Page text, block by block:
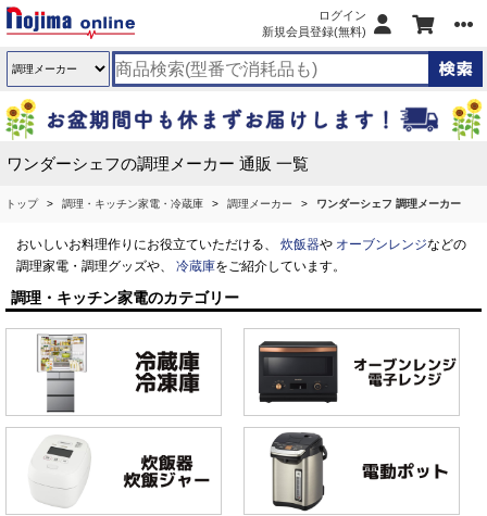
ログイン
新規会員登録(無料)
ワンダーシェフの調理メーカー 通販 一覧
トップ 調理・キッチン家電・冷蔵庫 調理メーカー ワンダーシェフ 調理メーカー
おいしいお料理作りにお役立ていただける、 炊飯器や オーブンレンジなどの
調理家電・調理グッズや、 冷蔵庫をご紹介しています。
調理・キッチン家電のカテゴリー